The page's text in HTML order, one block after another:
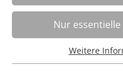
Erste Hilfe –
Nur
Essentielle Cookies
Weitere